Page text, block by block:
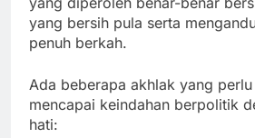
yang bersih pula serta
penuh berkah.
Ada beberapa akhlak yang
mencapai keindahan berpolitik
hati: